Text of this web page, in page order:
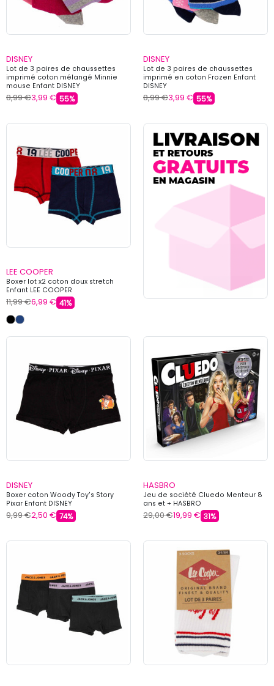
DISNEY
Lot de 3 paires de chaussettes
imprimé coton mélangé Minnie
mouse Enfant DISNEY
8,99 €3,99 € 55%
DISNEY
Lot de 3 paires de chaussettes
imprimé en coton Frozen Enfant
DISNEY
8,99 €3,99 € 55%
LEE COOPER
Boxer lot x2 coton doux stretch
Enfant LEE COOPER
11,99 €6,99 € 41%
DISNEY
Boxer coton Woody Toy's Story
Pixar Enfant DISNEY
9,99 €2,50 € 74%
HASBRO
Jeu de société Cluedo Menteur 8
ans et + HASBRO
29,00 €19,99 € 31%